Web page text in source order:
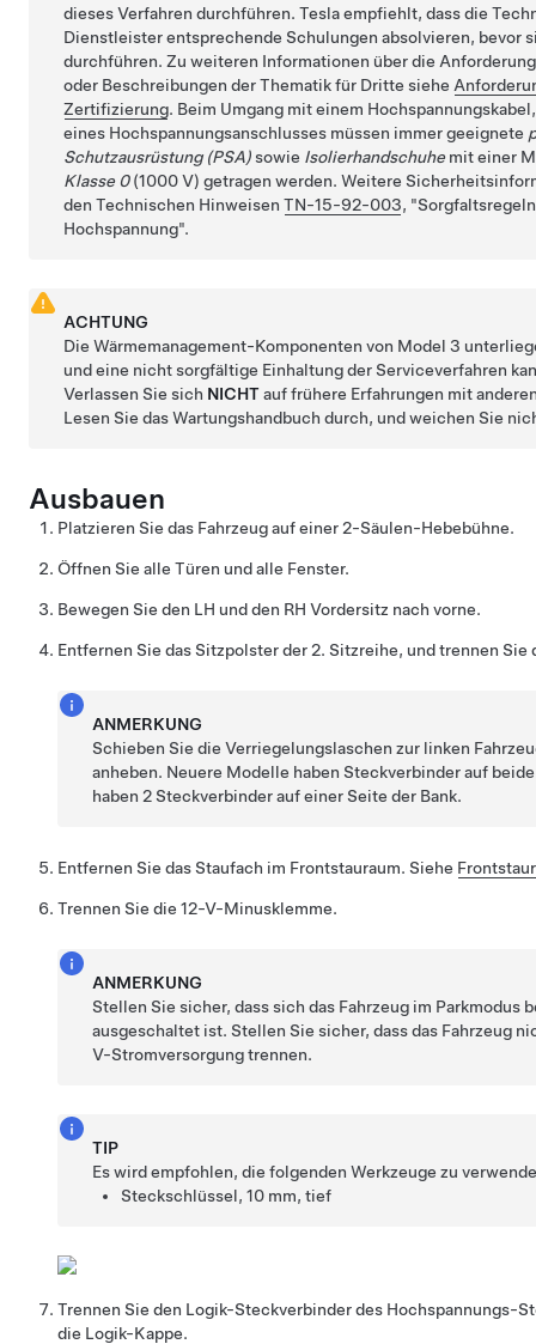
dieses Verfahren durchführen. Tesla empfiehlt, dass die
Dienstleister entsprechende Schulungen absolvieren, bevor
durchführen. Zu weiteren Informationen über die
oder Beschreibungen der Thematik für Dritte siehe
Zertifizierung. Beim Umgang mit einem
eines Hochspannungsanschlusses müssen immer geeignete
Schutzausrüstung (PSA)sowie Isolierhandschuhemit einer
Klasse 0(1000 V) getragen werden. Weitere
den Technischen HinweisenTN-15-92-003,
Hochspannung .
ACHTUNG
Die Wärmemanagement-Komponenten von Model3
und eine nicht sorgfältige Einhaltung der Serviceverfahren
Verlassen Sie sich NICHTauf frühere Erfahrungen mit
Lesen Sie das Wartungshandbuch durch, und weichen Sie
Ausbauen
Platzieren Sie das Fahrzeug auf einer 2-Säulen-Hebebühne.
Öffnen Sie alle Türen und alle Fenster.
Bewegen Sie den LH und den RH Vordersitz nach vorne.
Entfernen Sie das Sitzpolster der 2. Sitzreihe, und trennen Sie
ANMERKUNG
Schieben Sie die Verriegelungslaschen zur linken
anheben. Neuere Modelle haben Steckverbinder auf
haben 2 Steckverbinder auf einer Seite der Bank.
Entfernen Sie das Staufach im Frontstauraum. Siehe
Trennen Sie die 12-V-Minusklemme.
ANMERKUNG
Stellen Sie sicher, dass sich das Fahrzeug im Parkmodus
ausgeschaltet ist. Stellen Sie sicher, dass das Fahrzeug
V-Stromversorgung trennen.
TIP
Es wird empfohlen, die folgenden Werkzeuge zu
Steckschlüssel, 10 mm, tief
Trennen Sie den Logik-Steckverbinder des Hochspannungs-
die Logik-Kappe.